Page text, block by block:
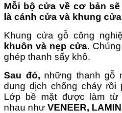
Mỗi bộ cửa về cơ bản
là cánh cửa và khung
Khung cửa gỗ công
khuôn và nẹp cửa.
ghép thanh sấy khô.
Sau đó, những thanh gỗ
dung dịch chống cháy rồi
Lớp bề mặt được làm từ
nhau như VENEER,